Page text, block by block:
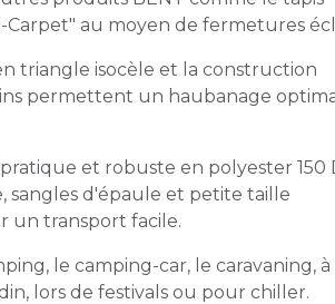
au moyen de fermetures
triangle isocèle et la construction
permettent un haubanage
et robuste en polyester 150
sangles d'épaule et petite taille
un transport facile.
le camping-car, le caravaning, à
lors de festivals ou pour chiller.